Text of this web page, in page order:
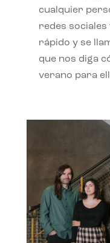
cualquier
redes sociales
rápido y se
que nos diga
verano para